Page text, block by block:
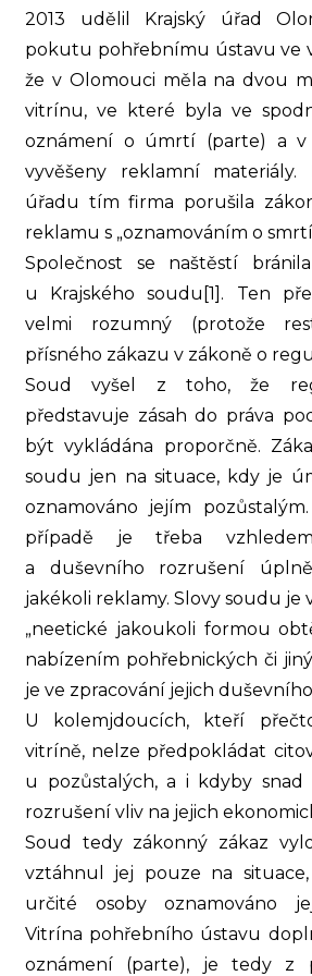
2013 udělil Krajský úřad
pokutu pohřebnímu ústavu ve
že v Olomouci měla na dvou
vitrínu, ve které byla ve
oznámení o úmrtí (parte) a
vyvěšeny reklamní materiály.
úřadu tím firma porušila
reklamu s „oznamováním o
Společnost se naštěstí
u Krajského soudu[1]. Ten
velmi rozumný (protože
přísného zákazu v zákoně o
Soud vyšel z toho, že
představuje zásah do práva
být vykládána proporčně.
soudu jen na situace, kdy je
oznamováno jejím
případě je třeba
a duševního rozrušení
jakékoli reklamy. Slovy soudu je
„neetické jakoukoli formou
nabízením pohřebnických či
je ve zpracování jejich
U kolemjdoucích, kteří
vitríně, nelze předpokládat
u pozůstalých, a i kdyby snad
rozrušení vliv na jejich
Soud tedy zákonný zákaz
vztáhnul jej pouze na
určité osoby oznamováno
Vitrína pohřebního ústavu
oznámení (parte), je tedy z